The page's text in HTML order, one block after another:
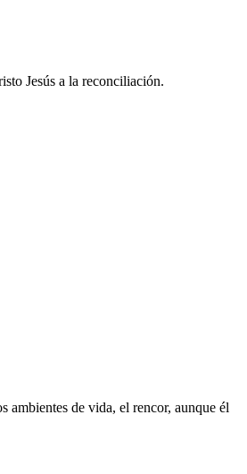
Jesús a la reconciliación.
ambientes de vida, el rencor, aunque él